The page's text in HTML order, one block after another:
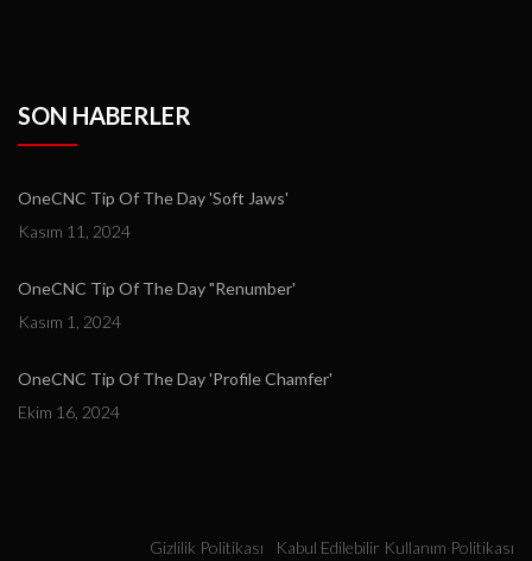
SON HABERLER
OneCNC Tip Of The Day 'Soft Jaws'
Kasım 11, 2024
OneCNC Tip Of The Day "Renumber'
Kasım 1, 2024
OneCNC Tip Of The Day 'Profile Chamfer'
Ekim 16, 2024
Gizlilik Politikası Kabul Edilebilir Kullanım Politikası